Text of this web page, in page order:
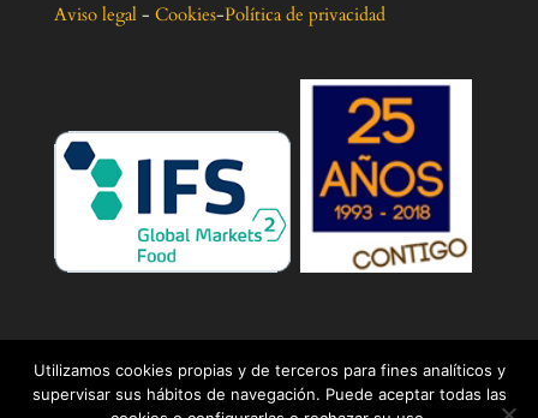
Aviso legal- Cookies-Política de privacidad
Utilizamos cookies propias y de terceros para fines analíticos y
supervisar sus hábitos de navegación. Puede aceptar todas las